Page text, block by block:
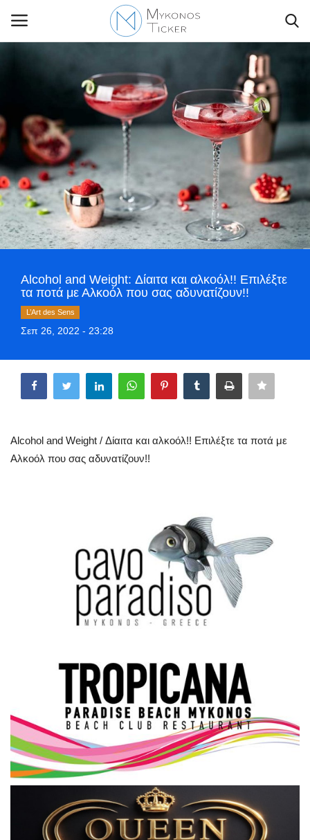
Politique
Business
Travel
World
Style Adorés
Greece
Entertainment
Arts & Culture
Mykonos Ticker TV
Σεβασμιώτατος Δωρόθεος Β’
Cost Of Living Crisis
Opinion + Analysis
L’Art des Sens
Alcohol and Weight: Δίαιτα και αλκοόλ!! Επιλέξτε
τα ποτά με Αλκοόλ που σας αδυνατίζουν!!
L’Art des Sens
Σεπ 26, 2022 - 23:28
Alcohol and Weight / Δίαιτα και αλκοόλ!! Επιλέξτε τα ποτά με
Αλκοόλ που σας αδυνατίζουν!!